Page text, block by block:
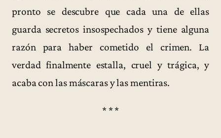
pronto se descubre que cada una de ellas
guarda secretos insospechados y tiene alguna
razón para haber cometido el crimen. La
verdad finalmente estalla, cruel y trágica, y
acaba con las máscaras y las mentiras.
* * *